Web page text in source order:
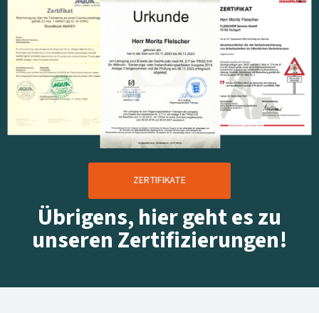
ZERTIFIKATE
Übrigens, hier geht es zu
unseren Zertifizierungen!